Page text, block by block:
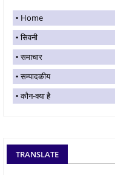
Home
सिवनी
समाचार
सम्पादकीय
कौन-क्या है
TRANSLATE